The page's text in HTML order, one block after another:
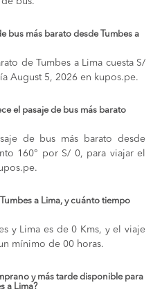
bus más barato desde Tumbes a
de Tumbes a Lima cuesta S/
August 5, 2026 en kupos.pe.
el pasaje de bus más barato
de bus más barato desde
160° por S/ 0, para viajar el
a Lima, y cuánto tiempo
y Lima es de 0 Kms, y el viaje
mínimo de 00 horas.
y más tarde disponible para
a Lima?